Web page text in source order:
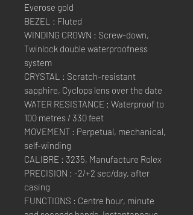
Everose gold
BEZEL : Fluted
WINDING CROWN : Screw-down,
Twinlock double waterproofness
system
CRYSTAL : Scratch-resistant
sapphire, Cyclops lens over the date
WATER RESISTANCE : Waterproof to
100 metres / 330 feet
MOVEMENT : Perpetual, mechanical,
self-winding
CALIBRE : 3235, Manufacture Rolex
PRECISION : -2/+2 sec/day, after
casing
FUNCTIONS : Centre hour, minute